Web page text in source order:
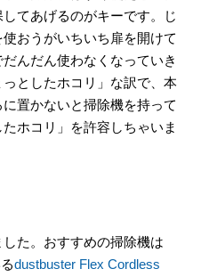
てあげるのがキーです。じ
おうがいちいち扉を開けて
んだん使わなくなっていき
としたホコリ」な訳で、本
置かないと掃除機を持って
ホコリ」を許容しちゃいま
た。おすすめの掃除機は
dustbuster Flex Cordless